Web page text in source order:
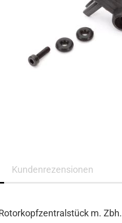
Kundenrezensionen
m. Zbh.